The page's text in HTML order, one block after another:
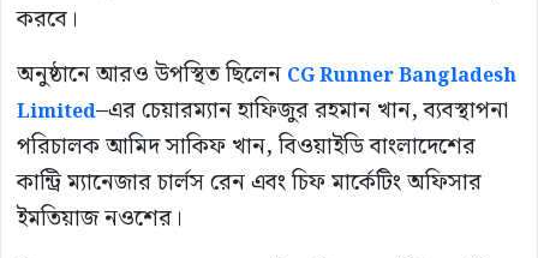
করবে।
অনুষ্ঠানে আরও উপস্থিত ছিলেন CG Runner Bangladesh
Limited–এর চেয়ারম্যান হাফিজুর রহমান খান, ব্যবস্থাপনা
পরিচালক আমিদ সাকিফ খান, বিওয়াইডি বাংলাদেশের
কান্ট্রি ম্যানেজার চার্লস রেন এবং চিফ মার্কেটিং অফিসার
ইমতিয়াজ নওশের।